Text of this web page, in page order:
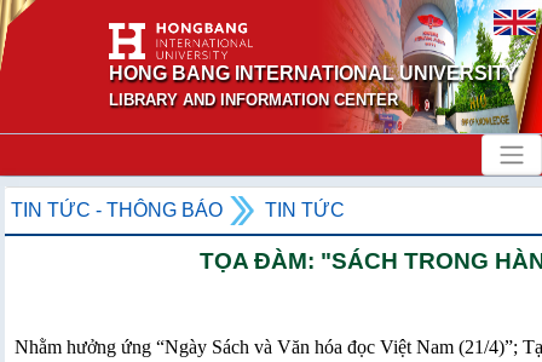
HONG BANG INTERNATIONAL UNIVERSITY
LIBRARY AND INFORMATION CENTER
TIN TỨC - THÔNG BÁO TIN TỨC
TỌA ĐÀM: "SÁCH TRONG
Nhằm hưởng ứng “Ngày Sách và Văn hóa đọc Việt Nam (21/4)”;